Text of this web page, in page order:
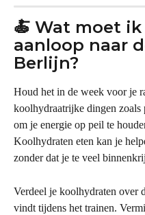
🍝 Wat moet
aanloop naar
Berlijn?
Houd het in de week voor je
koolhydraatrijke dingen zoals
om je energie op peil te
Koolhydraten eten kan je
zonder dat je te veel
Verdeel je koolhydraten over
vindt tijdens het trainen.